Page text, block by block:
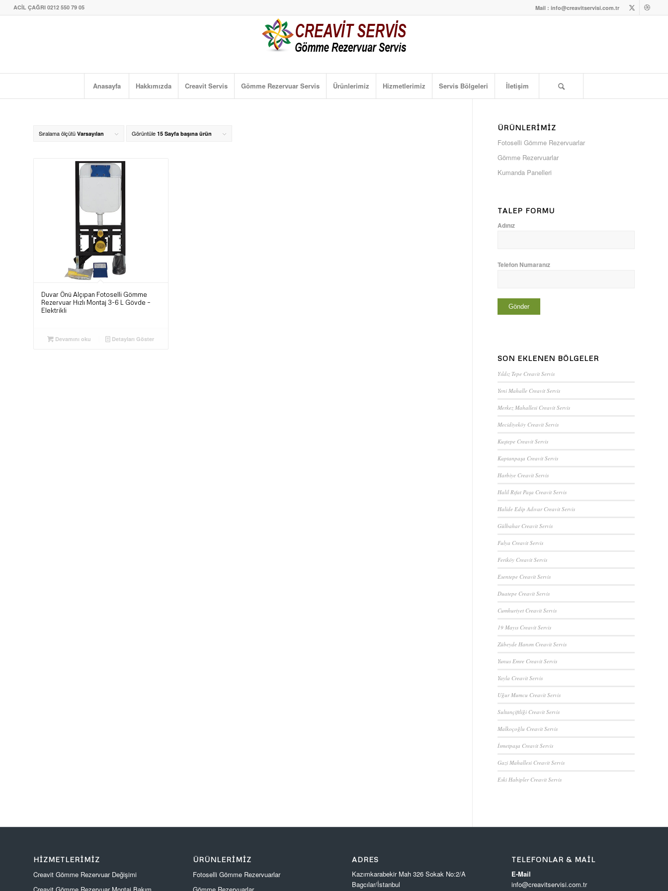
Mail : info@creavitservisi.com.tr
ACİL ÇAĞRI 0212 550 79 05
Anasayfa Hakkımızda Creavit Servis Gömme Rezervuar Servis Ürünlerimiz Hizmetlerimiz Servis Bölgeleri İletişim
Sıralama ölçütü Varsayılan Görüntüle 15 Sayfa başına ürün
Duvar Önü Alçıpan Fotoselli Gömme
Rezervuar Hızlı Montaj 3-6 L Gövde –
Elektrikli
Devamını oku Detayları Göster
ÜRÜNLERIMIZ
Fotoselli Gömme Rezervuarlar
Gömme Rezervuarlar
Kumanda Panelleri
TALEP FORMU
Adınız
Telefon Numaranız
SON EKLENEN BÖLGELER
Yıldız Tepe Creavit Servis
Yeni Mahalle Creavit Servis
Merkez Mahallesi Creavit Servis
Mecidiyeköy Creavit Servis
Kuştepe Creavit Servis
Kaptanpaşa Creavit Servis
Harbiye Creavit Servis
Halil Rıfat Paşa Creavit Servis
Halide Edip Adıvar Creavit Servis
Gülbahar Creavit Servis
Fulya Creavit Servis
Feriköy Creavit Servis
Esentepe Creavit Servis
Duatepe Creavit Servis
Cumhuriyet Creavit Servis
19 Mayıs Creavit Servis
Zübeyde Hanım Creavit Servis
Yunus Emre Creavit Servis
Yayla Creavit Servis
Uğur Mumcu Creavit Servis
Sultançiftliği Creavit Servis
Malkoçoğlu Creavit Servis
İsmetpaşa Creavit Servis
Gazi Mahallesi Creavit Servis
Eski Habipler Creavit Servis
HIZMETLERIMIZ
Creavit Gömme Rezervuar Değişimi
ÜRÜNLERIMIZ
Fotoselli Gömme Rezervuarlar
ADRES
Kazımkarabekir Mah 326 Sokak No:2/A
Bagcılar/İstanbul
TELEFONLAR & MAIL
E-Mail
info@creavitservisi.com.tr